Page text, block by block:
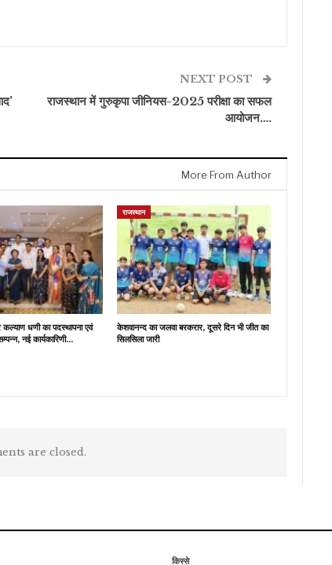
NEXT POST
राजस्थान में गुरुकृपा जीनियस-2025 परीक्षा का सफल
आयोजन….
More From Author
धणी का पदस्थापना एवं
नई कार्यकारिणी…
राजस्थान
केशवानन्द का जलवा बरकरार, दूसरे दिन भी जीत का
सिलसिला जारी
are closed.
किस्से